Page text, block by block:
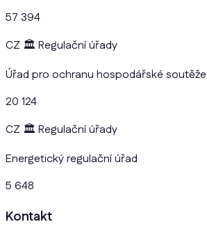
57 394
CZ 🏛️ Regulační úřady
Úřad pro ochranu hospodářské soutěže
20 124
CZ 🏛️ Regulační úřady
Energetický regulační úřad
5 648
Kontakt